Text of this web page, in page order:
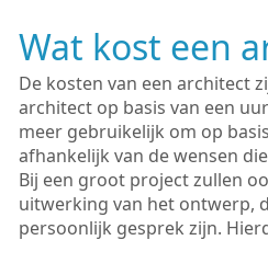
Wat kost een
De kosten van een architect
architect op basis van een
meer gebruikelijk om op
afhankelijk van de wensen
Bij een groot project zullen
uitwerking van het ontwerp,
persoonlijk gesprek zijn.